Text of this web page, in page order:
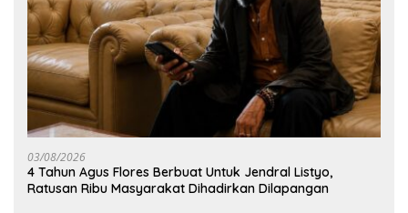
03/08/2026
4 Tahun Agus Flores Berbuat Untuk Jendral Listyo,
Ratusan Ribu Masyarakat Dihadirkan Dilapangan